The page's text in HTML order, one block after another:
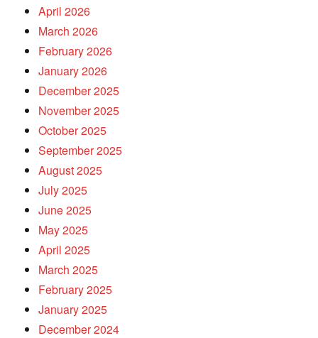
April 2026
March 2026
February 2026
January 2026
December 2025
November 2025
October 2025
September 2025
August 2025
July 2025
June 2025
May 2025
April 2025
March 2025
February 2025
January 2025
December 2024